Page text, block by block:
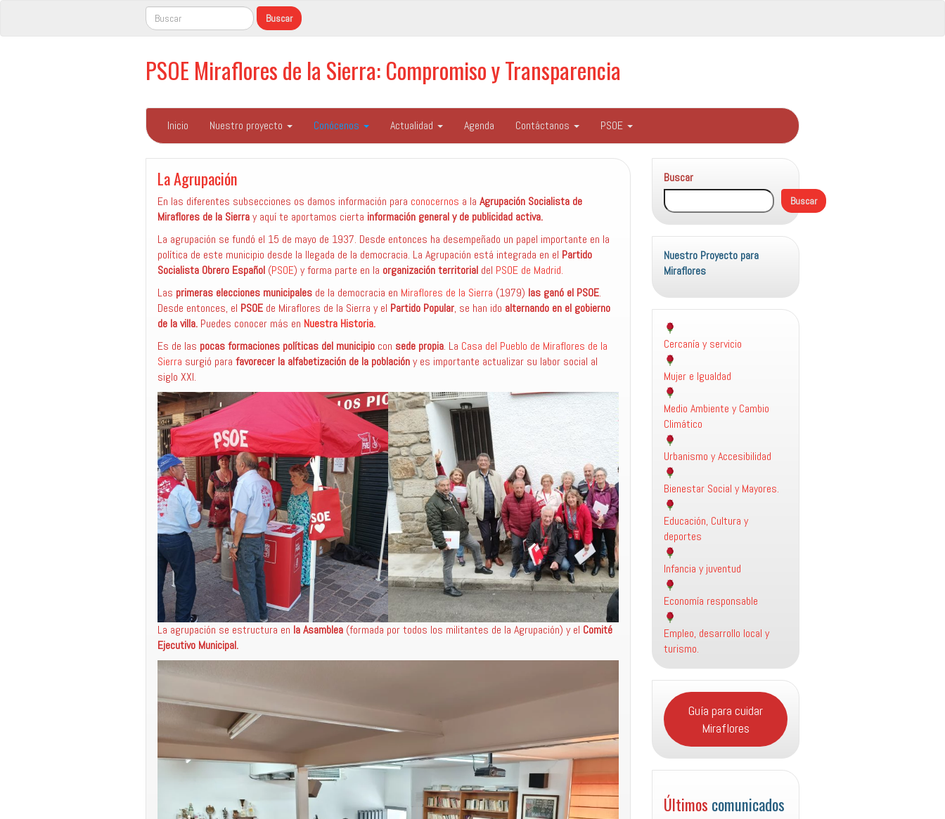
PSOE Miraflores de la Sierra: Compromiso y Transparencia
Inicio Nuestro proyecto Conócenos Actualidad Agenda Contáctanos PSOE
La Agrupación
En las diferentes subsecciones os damos información para conocernos a la Agrupación Socialista de
Miraflores de la Sierray aquí te aportamos cierta información general y de publicidad activa.
La agrupación se fundó el 15 de mayo de 1937. Desde entonces ha desempeñado un papel importante en la
política de este municipio desde la llegada de la democracia. La Agrupación está integrada en el Partido
Socialista Obrero Español (PSOE) y forma parte en la organización territorial del PSOE de Madrid.
Las primeras elecciones municipales de la democracia en Miraflores de la Sierra (1979) las ganó el PSOE.
Desde entonces, el PSOE de Miraflores de la Sierra y el Partido Popular, se han ido alternando en el gobierno
de la villa. Puedes conocer más en Nuestra Historia.
Es de las pocas formaciones políticas del municipio con sede propia. La Casa del Pueblo de Miraflores de la
Sierra surgió para favorecer la alfabetización de la poblacióny es importante actualizar su labor social al
siglo XXI.
La agrupación se estructura en la Asamblea (formada por todos los militantes de la Agrupación) y el Comité
Ejecutivo Municipal.
Buscar
Buscar
Nuestro Proyecto para
Miraflores
Cercanía y servicio
Mujer e Igualdad
Medio Ambiente y Cambio
Climático
Urbanismo y Accesibilidad
Bienestar Social y Mayores.
Educación, Cultura y
deportes
Infancia y juventud
Economía responsable
Empleo, desarrollo local y
turismo.
Guía para cuidar
Miraflores
Últimos comunicados